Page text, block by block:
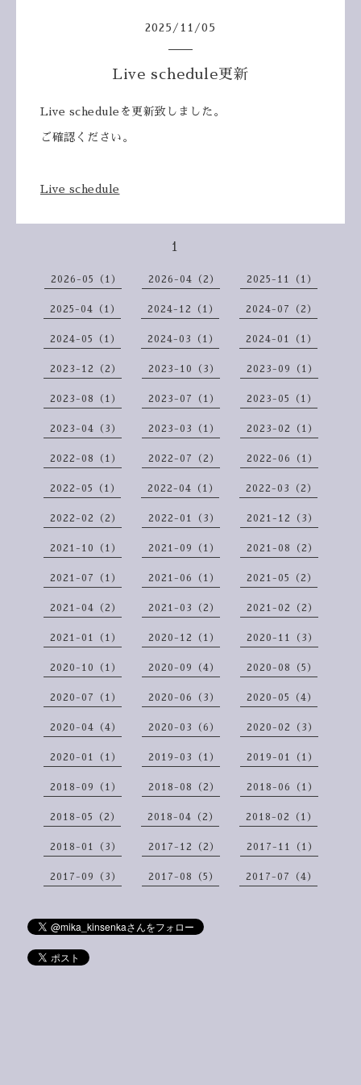
2025 / 11 /05
Live schedule更新
Live scheduleを更新致しました。
ご確認ください。
Live schedule
1
2026-05（1） 2026-04（2） 2025-11（1）
2025-04（1） 2024-12（1） 2024-07（2）
2024-05（1） 2024-03（1） 2024-01（1）
2023-12（2） 2023-10（3） 2023-09（1）
2023-08（1） 2023-07（1） 2023-05（1）
2023-04（3） 2023-03（1） 2023-02（1）
2022-08（1） 2022-07（2） 2022-06（1）
2022-05（1） 2022-04（1） 2022-03（2）
2022-02（2） 2022-01（3） 2021-12（3）
2021-10（1） 2021-09（1） 2021-08（2）
2021-07（1） 2021-06（1） 2021-05（2）
2021-04（2） 2021-03（2） 2021-02（2）
2021-01（1） 2020-12（1） 2020-11（3）
2020-10（1） 2020-09（4） 2020-08（5）
2020-07（1） 2020-06（3） 2020-05（4）
2020-04（4） 2020-03（6） 2020-02（3）
2020-01（1） 2019-03（1） 2019-01（1）
2018-09（1） 2018-08（2） 2018-06（1）
2018-05（2） 2018-04（2） 2018-02（1）
2018-01（3） 2017-12（2） 2017-11（1）
2017-09（3） 2017-08（5） 2017-07（4）